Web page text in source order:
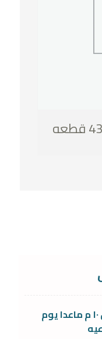
يوميا من ١٠ ص ل ١٠ م ماعدا يوم